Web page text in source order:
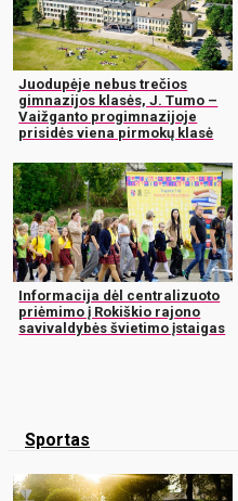
Juodupėje nebus trečios
gimnazijos klasės, J. Tumo –
Vaižganto progimnazijoje
prisidės viena pirmokų klasė
Informacija dėl centralizuoto
priėmimo į Rokiškio rajono
savivaldybės švietimo įstaigas
Sportas